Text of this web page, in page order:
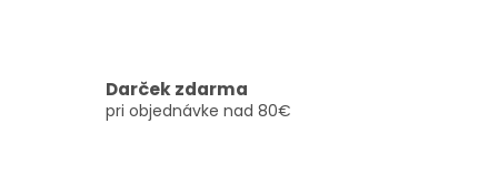
Darček zdarma
pri objednávke nad 80€